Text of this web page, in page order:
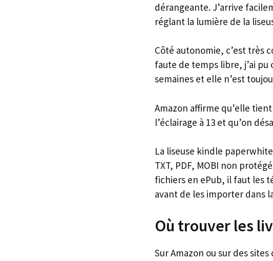
dérangeante. J’arrive
réglant la lumière de la
Côté autonomie, c’est très
faute de temps libre, j’ai
semaines et elle n’est
Amazon affirme qu’elle
l’éclairage à 13 et qu’on
La liseuse kindle
TXT, PDF, MOBI non
fichiers en ePub, il faut les
avant de les importer dans
Où trouver les
Sur Amazon ou sur des